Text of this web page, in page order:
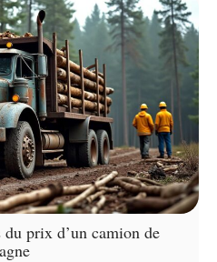
du prix d’un camion de